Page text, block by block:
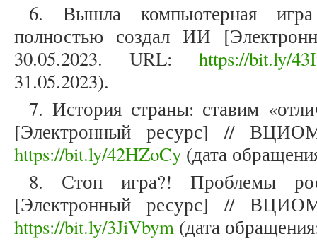
6. Вышла компьютерная
полностью создал ИИ
30.05.2023. URL: https://bit.ly/
31.05.2023).
7. История страны: ставим
[Электронный ресурс] //
https://bit.ly/42HZoCy (дата
8. Стоп игра?! Проблемы
[Электронный ресурс] //
https://bit.ly/3JiVbym (дата